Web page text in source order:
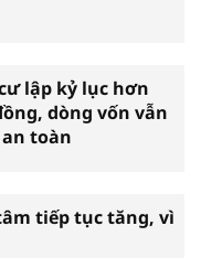
lập kỷ lục hơn
dòng vốn vẫn
toàn
tiếp tục tăng, vì